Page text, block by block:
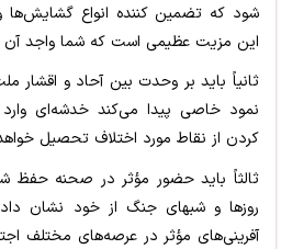
شود که تضمین کننده انواع
این مزیت عظیمی است که شما واجد آن
ثانیاً باید بر وحدت بین آحاد و اقشار
نمود خاصی پیدا می‌کند خدشه‌ای
کردن از نقاط مورد اختلاف تحصیل
ثالثاً باید حضور مؤثر در صحنه حفظ
روزها و شبهای جنگ از خود نشان
آفرینی‌های مؤثر در عرصه‌های مختلف